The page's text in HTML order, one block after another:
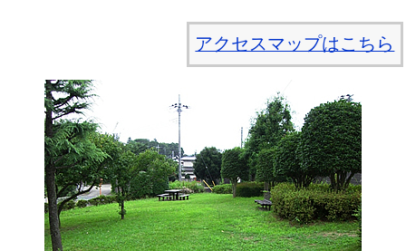
アクセスマップはこちら